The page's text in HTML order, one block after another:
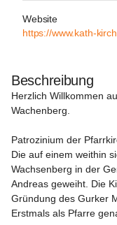
Website
https://www.kath-
Beschreibung
Herzlich Willkommen
Wachenberg.
Patrozinium der
Die auf einem weithin
Wachsenberg in der
Andreas geweiht. Die
Gründung des Gurker
Erstmals als Pfarre